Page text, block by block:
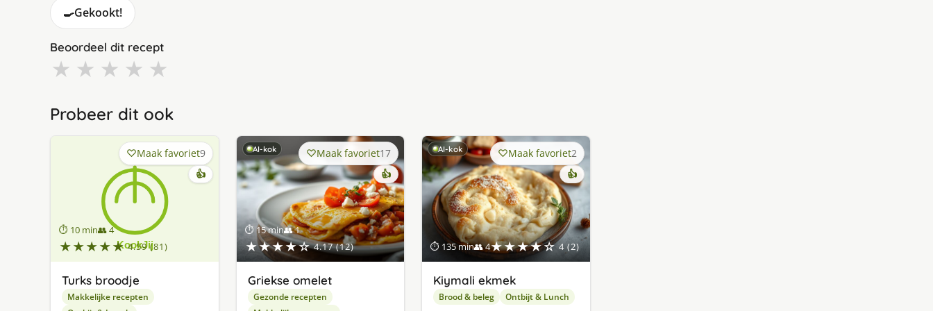
🍳Gekookt!
Beoordeel dit recept
★ ★ ★ ★ ★
Probeer dit ook
⏱ 10 min👥 4
★★★★★ 4.59 (81)
Maak favoriet9
👍
Turks broodje
Makkelijke recepten
AI-kok
⏱ 15 min👥 1
★★★★☆ 4.17 (12)
Maak favoriet17
👍
Griekse omelet
Gezonde recepten
AI-kok
⏱ 135 min👥 4★★★★☆ 4 (2)
Maak favoriet2
👍
Kiymali ekmek
Brood & beleg Ontbijt & Lunch